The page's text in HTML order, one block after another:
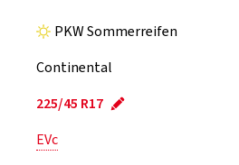
PKW Sommerreifen
Continental
225/45 R17
EVc